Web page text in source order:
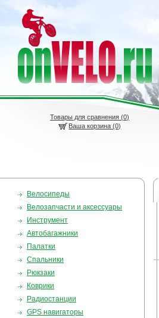
Товары для сравнения (0)
Ваша корзина (0)
Велосипеды
Велозапчасти и аксессуары
Инструмент
Автобагажники
Палатки
Спальники
Рюкзаки
Коврики
Радиостанции
GPS навигаторы